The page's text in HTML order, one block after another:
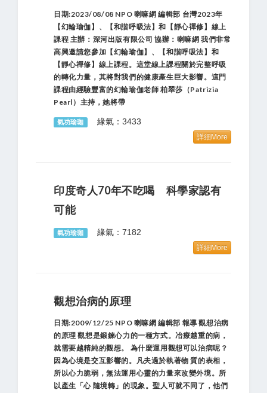
日期:2023/08/08 NPO 喇嘛網 編輯部 台灣2023年
【幻輪瑜伽】、【和諧呼吸法】和【靜心禪修】線上
課程 主辦：深河出版有限公司 協辦：喇嘛網 我們非常
高興邀請您參加【幻輪瑜伽】、【和諧呼吸法】和
【靜心禪修】線上課程。這堂線上課程關於完整呼吸
的轉化力量，其將對我們的健康產生巨大影響。這門
課程由經驗豐富的幻輪瑜伽老師 柏翠莎（Patrizia
Pearl）主持，她將帶
氣功瑜珈 緣氣：3433
詳細More
印度奇人70年不吃喝 科學家認有
可能
氣功瑜珈 緣氣：7182
詳細More
觀想治病的原理
日期:2009/12/25 NPO 喇嘛網 編輯部 報導 觀想治病
的原理 觀想是鍛鍊心力的一種方式。冶療越重的病，
就需要越精純的觀想。 為什麼運用觀想可以治病呢？
因為心境是交互影響的。凡夫過於執著物 質的表相，
所以心力脆弱，無法運用心靈的力量來改變外境。所
以產生「心 隨境轉」的現象。聖人可就不同了，他們